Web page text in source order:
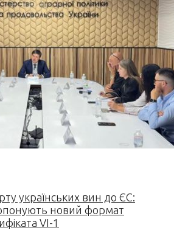
українських вин до ЄС:
новий формат
VI-1